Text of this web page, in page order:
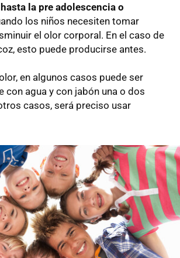
hasta la pre adolescencia o
los niños necesiten tomar
el olor corporal. En el caso de
esto puede producirse antes.
en algunos casos puede ser
con agua y con jabón una o dos
casos, será preciso usar